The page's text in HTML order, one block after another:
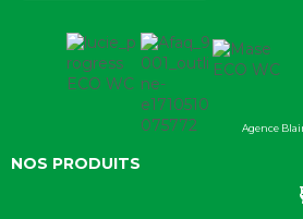
Agence
NOS PRODUITS